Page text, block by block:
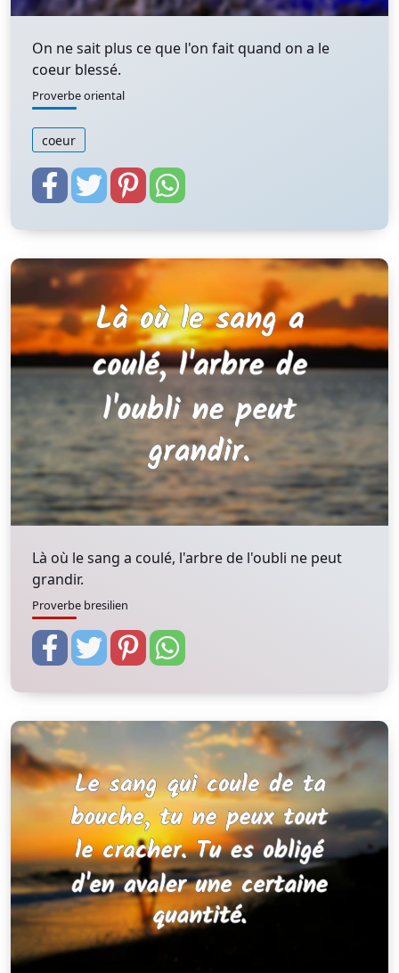
On ne sait plus ce que l'on fait quand on a le
coeur blessé.
Proverbe oriental
coeur
Là où le sang a coulé, l'arbre de l'oubli ne peut
grandir.
Proverbe bresilien